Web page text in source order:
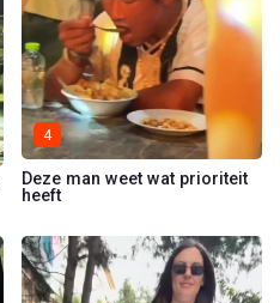
4
Deze man weet wat prioriteit
heeft